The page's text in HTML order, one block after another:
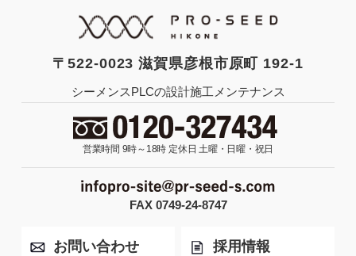
〒522-0023 滋賀県彦根市原町 192-1
シーメンスPLCの設計施工メンテナンス
営業時間 9時～18時 定休日 土曜・日曜・祝日
FAX 0749-24-8747
お問い合わせ 採用情報